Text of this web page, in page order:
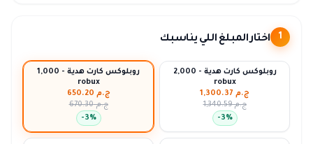
1 اختار المبلغ اللي يناسبك
روبلوكس كارت هدية - 1,000
robux
ج.م 650.20
ج.م 670.30
-3%
روبلوكس كارت هدية - 2,000
robux
ج.م 1,300.37
ج.م 1,340.59
-3%